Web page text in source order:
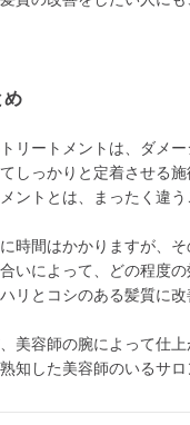
め
リートメントは、ダメ
しっかりと定着させる
ントとは、まったく違
時間はかかりますが、
いによって、どの程度
リとコシのある髪質に
美容師の腕によって仕
熟知した美容師のいるサ